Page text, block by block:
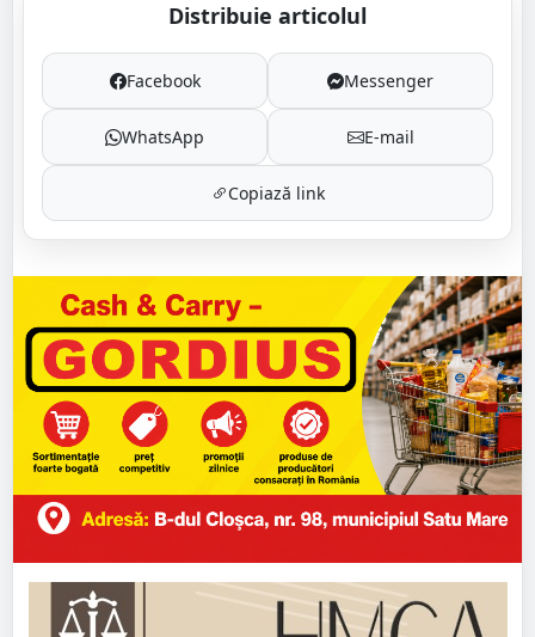
Distribuie articolul
Facebook Messenger
WhatsApp E-mail
Copiază link